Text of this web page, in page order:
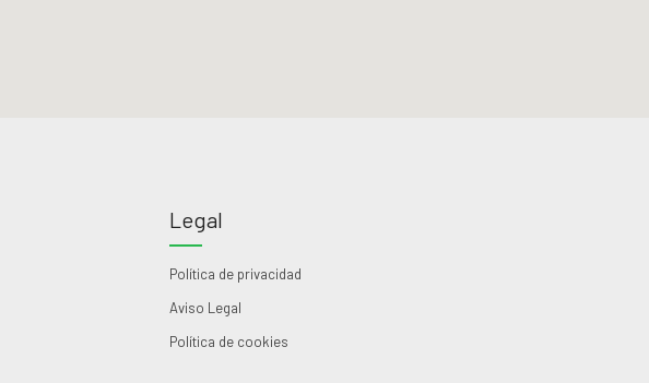
Legal
Política de privacidad
Aviso Legal
Política de cookies